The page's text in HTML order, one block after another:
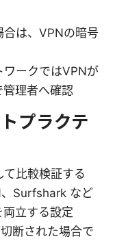
合は、VPNの暗号
ワークではVPNが
管理者へ確認
プラクテ
比較検証する
Surfshark など
立する設定
断された場合で